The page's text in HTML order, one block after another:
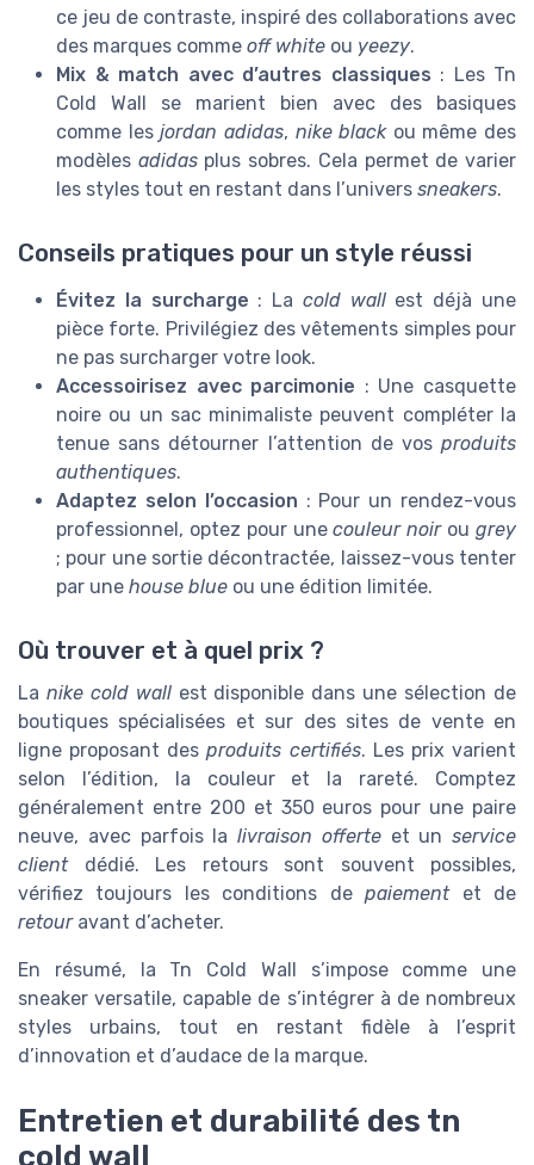
ce jeu de contraste, inspiré des collaborations avec
des marques comme off white ou yeezy.
Mix & match avec d’autres classiques : Les Tn
Cold Wall se marient bien avec des basiques
comme lesjordan adidas, nike blackou même des
modèles adidasplus sobres. Cela permet de varier
les styles tout en restant dans l’univers sneakers.
Conseils pratiques pour un style réussi
Évitez la surcharge : La cold wallest déjà une
pièce forte. Privilégiez des vêtements simples pour
ne pas surcharger votre look.
Accessoirisez avec parcimonie : Une casquette
noire ou un sac minimaliste peuvent compléter la
tenue sans détourner l’attention de vos produits
authentiques.
Adaptez selon l’occasion : Pour un rendez-vous
professionnel, optez pour unecouleur noirougrey
; pour une sortie décontractée, laissez-vous tenter
par une house blue ou une édition limitée.
Où trouver et à quel prix ?
La nike cold wallest disponible dans une sélection de
boutiques spécialisées et sur des sites de vente en
ligne proposant desproduits certifiés. Les prix varient
selon l’édition, la couleur et la rareté. Comptez
généralement entre 200 et 350 euros pour une paire
neuve, avec parfois la livraison offerteet un service
clientdédié. Les retours sont souvent possibles,
vérifiez toujours les conditions depaiementet de
retouravant d’acheter.
En résumé, la Tn Cold Wall s’impose comme une
sneaker versatile, capable de s’intégrer à de nombreux
styles urbains, tout en restant fidèle à l’esprit
d’innovation et d’audace de la marque.
Entretien et durabilité des tn
cold wall